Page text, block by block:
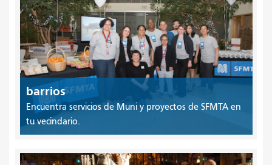
barrios
Encuentra servicios de Muni y proyectos de SFMTA en
tu vecindario.